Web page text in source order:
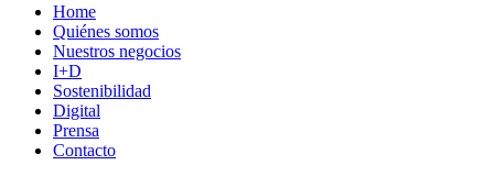
Home
Quiénes somos
Nuestros negocios
I+D
Sostenibilidad
Digital
Prensa
Contacto